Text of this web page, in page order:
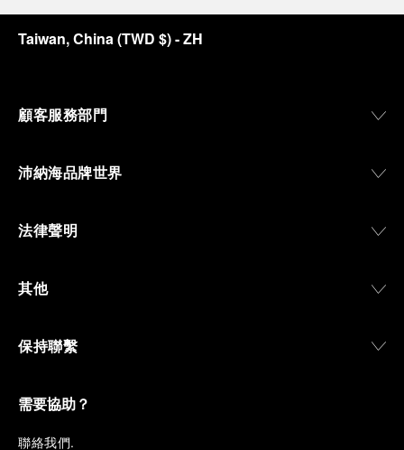
Taiwan, China(TWD $)- ZH
顧客服務部門
沛納海品牌世界
法律聲明
其他
保持聯繫
需要協助？
聯絡我們.